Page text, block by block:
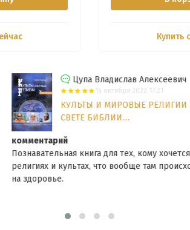
Купить
Цупа Владислав Алексеевич
14 октября 2022 17:21
КУЛЬТЫ И МИРОВЫЕ РЕЛИГИИ В
СВЕТЕ БИБЛИИ....
книга для тех, кому хочется знать о
и культах, что вообще там происходит,